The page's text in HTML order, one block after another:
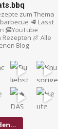
zum Thema
🥩 Lasst
🥓YouTube
Rezepten 🍖 Alle
Blog